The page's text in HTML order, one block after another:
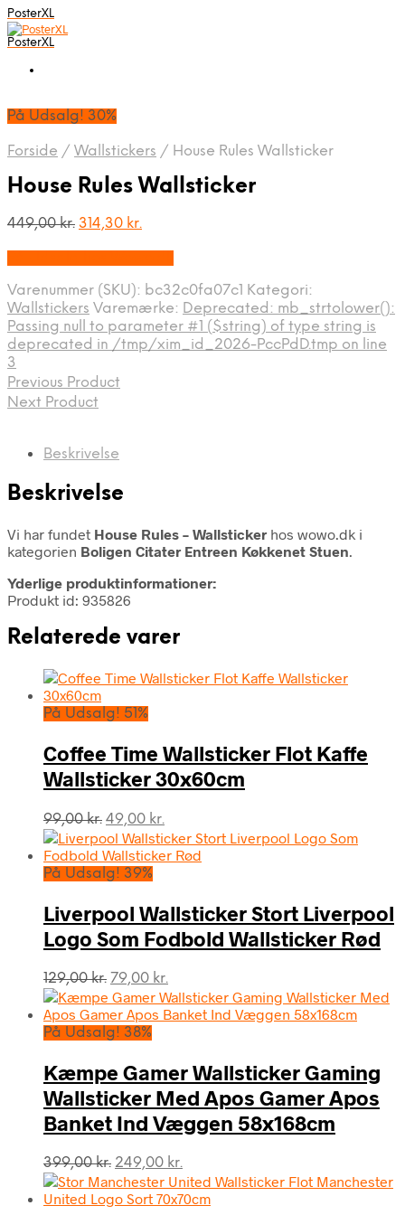
PosterXL
PosterXL
På Udsalg! 30%
Forside / Wallstickers / House Rules Wallsticker
House Rules Wallsticker
449,00kr. Den
449,00 kr..
314,30 kr.Den
314,30 kr..
Varenummer (SKU): bc32c0fa07c1 Kategori:
Wallstickers Varemærke: Deprecated: mb_strtolower():
Passing null to parameter #1 ($string) of type string is
deprecated in /tmp/xim_id_2026-PccPdD.tmp on line
3
Previous Product
Next Product
Beskrivelse
Beskrivelse
Vi har fundet House Rules – Wallsticker hos wowo.dk i
kategorien Boligen Citater Entreen Køkkenet Stuen.
Yderlige produktinformationer:
Produkt id: 935826
Relaterede varer
På Udsalg! 51%
Coffee Time Wallsticker Flot Kaffe
Wallsticker 30x60cm
99,00kr. Den
oprindelige
pris
var:
49,00 kr.
aktuelle
pris
På Udsalg! 39%
Liverpool Wallsticker Stort Liverpool
Logo Som Fodbold Wallsticker Rød
129,00kr. Den
oprindelige
pris
var:
79,00 kr.
aktuelle
pris
På Udsalg! 38%
Kæmpe Gamer Wallsticker Gaming
Wallsticker Med Apos Gamer Apos
Banket Ind Væggen 58x168cm
399,00kr. Den
oprindelige
pris
249,00 kr.
aktuelle
pris